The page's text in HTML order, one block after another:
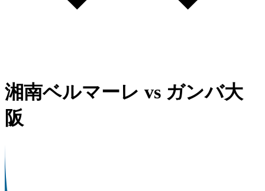
湘南ベルマーレ vs ガンバ大
阪